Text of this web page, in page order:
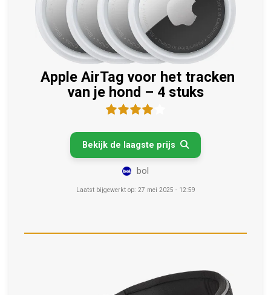
Apple AirTag voor het tracken
van je hond – 4 stuks
Bekijk de laagste prijs 
bol
Laatst bijgewerkt op: 27 mei 2025 - 12:59